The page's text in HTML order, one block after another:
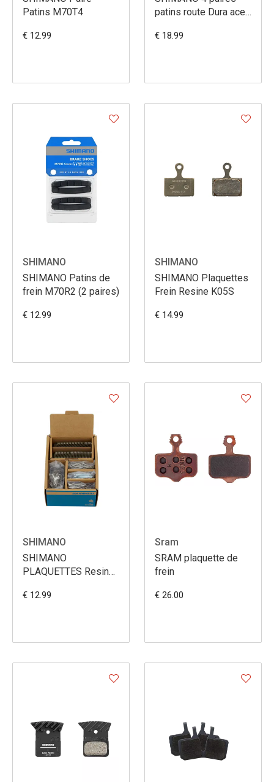
Patins M70T4
€ 12.99
patins route Dura ace
€ 18.99
SHIMANO
SHIMANO Patins de
frein M70R2 (2 paires)
€ 12.99
SHIMANO
SHIMANO Plaquettes
Frein Resine K05S
€ 14.99
SHIMANO
SHIMANO
PLAQUETTES Resin
€ 12.99
Sram
SRAM plaquette de
frein
€ 26.00